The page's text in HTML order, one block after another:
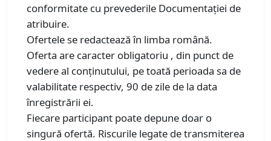
conformitate cu prevederile Documentaţiei de
atribuire.
Ofertele se redactează în limba română.
Oferta are caracter obligatoriu , din punct de
vedere al conținutului, pe toată perioada sa de
valabilitate respectiv, 90 de zile de la data
înregistrării ei.
Fiecare participant poate depune doar o
singură ofertă. Riscurile legate de transmiterea